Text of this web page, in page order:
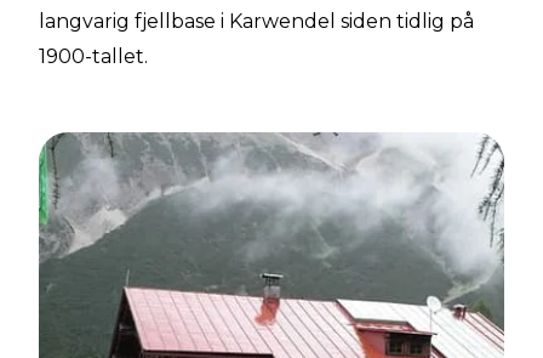
langvarig fjellbase i Karwendel siden tidlig på
1900-tallet.